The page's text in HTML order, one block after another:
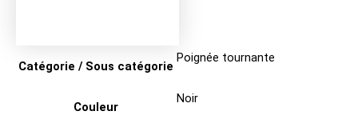
Catégorie / Sous catégorie
Poignée tournante
Couleur
Noir